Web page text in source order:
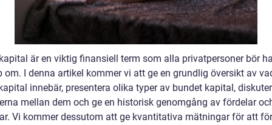
är en viktig finansiell term som alla privatpersoner bör
om. I denna artikel kommer vi att ge en grundlig översikt av
innebär, presentera olika typer av bundet kapital,
mellan dem och ge en historisk genomgång av fördelar
Vi kommer dessutom att ge kvantitativa mätningar för att